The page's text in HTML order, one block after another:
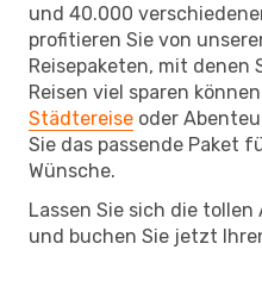
und 40.000
profitieren Sie von
Reisepaketen, mit denen
Reisen viel sparen
Städtereise oder
Sie das passende Paket
Wünsche.
Lassen Sie sich die
und buchen Sie jetzt